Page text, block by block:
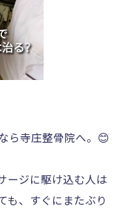
ら寺庄整骨院へ。😊
ージに駆け込む人は
も、すぐにまたぶり